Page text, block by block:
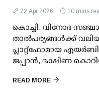
22 Apr 2026 10 mins
കൊച്ചി: വിനോദ
താല്‍പര്യങ്ങള്‍ക്ക് വലിയ
പ്ലാറ്റ്ഫോമായ
ജപ്പാന്‍, ദക്ഷിണ
READ MORE